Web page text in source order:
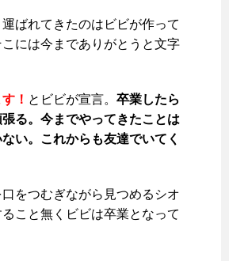
ばれてきたのはビビが作って
には今までありがとうと文字
！ とビビが宣言。 卒業したら
る。今までやってきたことは
い。これからも友達でいてく
をつむぎながら見つめるシオ
こと無くビビは卒業となって